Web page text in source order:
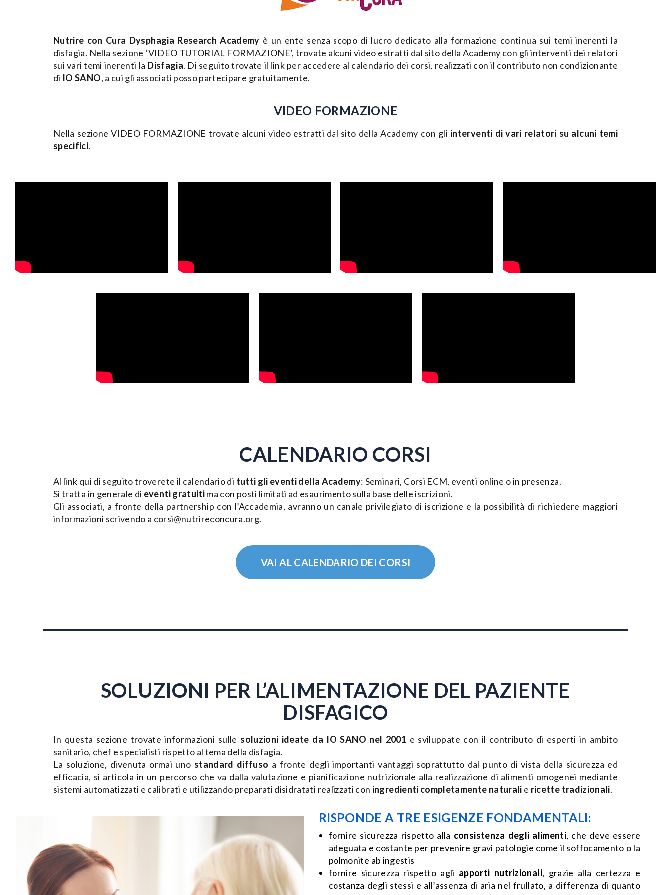
Nutrire con Cura Dysphagia Research Academy è un ente senza scopo di lucro dedicato alla formazione continua sui temi inerenti la
disfagia. Nella sezione ‘VIDEO TUTORIAL FORMAZIONE’, trovate alcuni video estratti dal sito della Academy con gli interventi dei relatori
sui vari temi inerenti la Disfagia. Di seguito trovate il link per accedere al calendario dei corsi, realizzati con il contributo non condizionante
di IO SANO, a cui gli associati posso partecipare gratuitamente.
VIDEO FORMAZIONE
Nella sezione VIDEO FORMAZIONE trovate alcuni video estratti dal sito della Academy con gli interventi di vari relatori su alcuni temi
specifici.
CALENDARIO CORSI
Al link qui di seguito troverete il calendario di tutti gli eventi della Academy: Seminari, Corsi ECM, eventi online o in presenza.
Si tratta in generale di eventi gratuitima con posti limitati ad esaurimento sulla base delle iscrizioni.
Gli associati, a fronte della partnership con l’Accademia, avranno un canale privilegiato di iscrizione e la possibilità di richiedere maggiori
informazioni scrivendo a corsi@nutrireconcura.org.
VAI AL CALENDARIO DEI CORSI
SOLUZIONI PER L’ALIMENTAZIONE DEL PAZIENTE
DISFAGICO
In questa sezione trovate informazioni sulle soluzioni ideate da IO SANO nel 2001 e sviluppate con il contributo di esperti in ambito
sanitario, chef e specialisti rispetto al tema della disfagia.
La soluzione, divenuta ormai uno standard diffuso a fronte degli importanti vantaggi soprattutto dal punto di vista della sicurezza ed
efficacia, si articola in un percorso che va dalla valutazione e pianificazione nutrizionale alla realizzazione di alimenti omogenei mediante
sistemi automatizzati e calibrati e utilizzando preparati disidratati realizzati con ingredienti completamente naturali e ricette tradizionali.
RISPONDE A TRE ESIGENZE FONDAMENTALI:
fornire sicurezza rispetto alla consistenza degli alimenti, che deve essere
adeguata e costante per prevenire gravi patologie come il soffocamento o la
polmonite ab ingestis
fornire sicurezza rispetto agli apporti nutrizionali, grazie alla certezza e
costanza degli stessi e all’assenza di aria nel frullato, a differenza di quanto